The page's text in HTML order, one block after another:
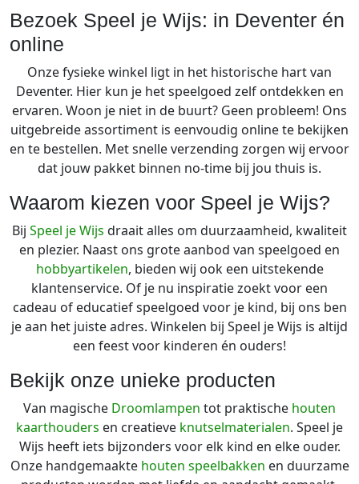
Bezoek Speel je Wijs: in Deventer én
online
Onze fysieke winkel ligt in het historische hart van
Deventer. Hier kun je het speelgoed zelf ontdekken en
ervaren. Woon je niet in de buurt? Geen probleem! Ons
uitgebreide assortiment is eenvoudig online te bekijken
en te bestellen. Met snelle verzending zorgen wij ervoor
dat jouw pakket binnen no-time bij jou thuis is.
Waarom kiezen voor Speel je Wijs?
Bij Speel je Wijs draait alles om duurzaamheid, kwaliteit
en plezier. Naast ons grote aanbod van speelgoed en
hobbyartikelen, bieden wij ook een uitstekende
klantenservice. Of je nu inspiratie zoekt voor een
cadeau of educatief speelgoed voor je kind, bij ons ben
je aan het juiste adres. Winkelen bij Speel je Wijs is altijd
een feest voor kinderen én ouders!
Bekijk onze unieke producten
Van magische Droomlampen tot praktische houten
kaarthouders en creatieve knutselmaterialen. Speel je
Wijs heeft iets bijzonders voor elk kind en elke ouder.
Onze handgemaakte houten speelbakken en duurzame